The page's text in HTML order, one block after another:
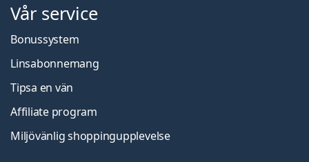
Vår service
Bonussystem
Linsabonnemang
Tipsa en vän
Affiliate program
Miljövänlig shoppingupplevelse